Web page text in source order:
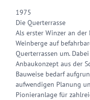
1975
Die Querterrasse
Als erster Winzer an
Weinberge auf
Querterrassen um.
Anbaukonzept aus der
Bauweise bedarf
aufwendigen Planung
Pionieranlage für